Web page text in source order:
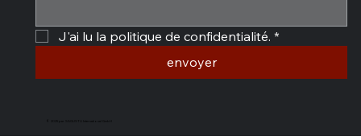
© 2025 par SAGUSTU International GmbH
J'ai lu la politique de confidentialité. *
envoyer